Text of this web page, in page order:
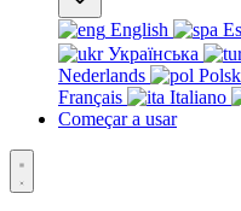
English
Українська
Nederlands
Français
Italiano
Começar a usar